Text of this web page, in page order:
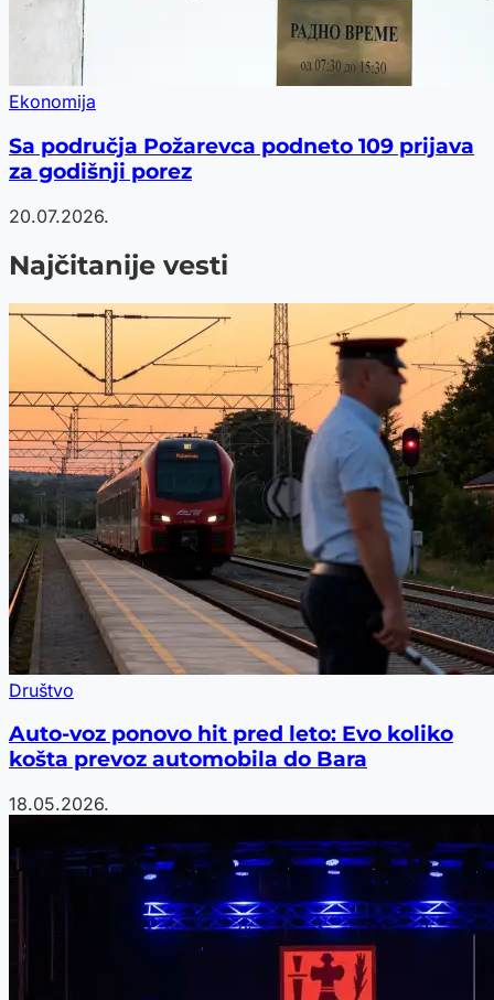
Ekonomija
Sa područja Požarevca podneto 109 prijava
za godišnji porez
20.07.2026.
Najčitanije vesti
Društvo
Auto-voz ponovo hit pred leto: Evo koliko
košta prevoz automobila do Bara
18.05.2026.